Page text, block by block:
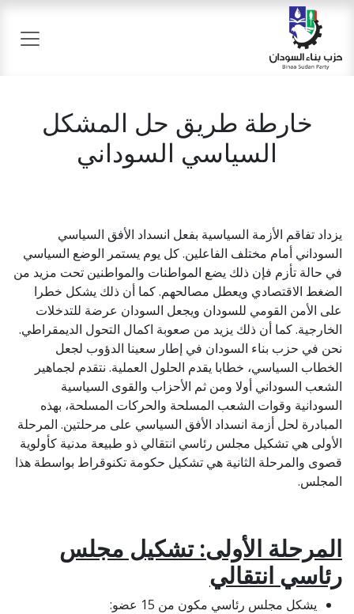
تخطي للذهاب إلى المحتوى
خارطة طريق حل المشكل
السياسي السوداني
يزداد تفاقم الأزمة السياسية بفعل انسداد الأفق السياسي
السوداني أمام مختلف الفاعلين. كل يوم يستمر الوضع السياسي
في حالة تأزم فإن ذلك يضع المواطنات والمواطنين تحت مزيد من
الضغط الاقتصادي ويعطل مصالحهم. كما أن ذلك يشكل خطرا
على الأمن القومي للسودان ويجعل السودان عرضة للتدخلات
الخارجية. كما أن ذلك يزيد من صعوبة اكمال التحول الديمقراطي.
نحن في حزب بناء السودان في إطار سعينا الدؤوب لجعل
الخطاب السياسي، خطابا یقدم الحلول العملية. نتقدم لجماھیر
الشعب السوداني أولا ومن ثم الأحزاب والقوى السیاسیة
السودانية وقوات الشعب المسلحة والحركات المسلحة، بهذه
المبادرة لحل أزمة انسداد الأفق السياسي على مرحلتين. المرحلة
الأولى هي تشكيل مجلس رئاسي انتقالي ذو طبيعة مدنية كأولوية
قصوى والمرحلة الثانية هي تشكيل حكومة تكنوقراط بواسطة هذا
المجلس.
المرحلة الأولى: تشكيل مجلس
رئاسي انتقالي
يشكل مجلس رئاسي مكون من 15 عضو: